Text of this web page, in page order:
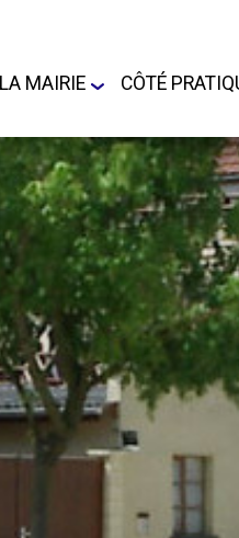
LA MAIRIE
Adresse et horaires
Arretes Municipaux
Permanents
Bulletins communaux
Cimetière
Démarches
administratives
Document
d'Information
Communal sur les
Risques Majeurs
CÔTÉ
CCAS /
services
APC
Bibliothèque
Chasse/
Communes
Ecoles/
Enfance
Entreprises